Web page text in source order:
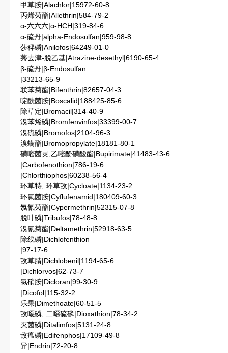
甲草胺|Alachlor|15972-60-8
丙烯菊酯|Allethrin|584-79-2
α-六六六|α-HCH|319-84-6
α-硫丹|alpha-Endosulfan|959-98-8
莎稗磷|Anilofos|64249-01-0
莠去津-脱乙基|Atrazine-desethyl|6190-65-4
β-硫丹|β-Endosulfan
|33213-65-9
联苯菊酯|Bifenthrin|82657-04-3
啶酰菌胺|Boscalid|188425-85-6
除草定|Bromacil|314-40-9
溴苯烯磷|Bromfenvinfos|33399-00-7
溴硫磷|Bromofos|2104-96-3
溴螨酯|Bromopropylate|18181-80-1
磺嘧菌灵;乙嘧酚磺酸酯|Bupirimate|41483-43-6
|Carbofenothion|786-19-6
|Chlorthiophos|60238-56-4
环草特; 环草敌|Cycloate|1134-23-2
环氟菌胺|Cyflufenamid|180409-60-3
氯氰菊酯|Cypermethrin|52315-07-8
脱叶磷|Tribufos|78-48-8
溴氰菊酯|Deltamethrin|52918-63-5
除线磷|Dichlofenthion
|97-17-6
敌草腈|Dichlobenil|1194-65-6
|Dichlorvos|62-73-7
氯硝胺|Dicloran|99-30-9
|Dicofol|115-32-2
乐果|Dimethoate|60-51-5
敌噁磷; 二噁硫磷|Dioxathion|78-34-2
灭菌磷|Ditalimfos|5131-24-8
敌瘟磷|Edifenphos|17109-49-8
异|Endrin|72-20-8